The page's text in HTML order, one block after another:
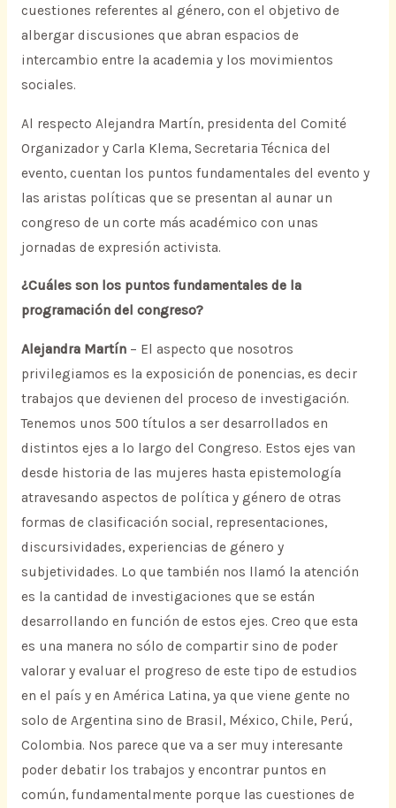
cuestiones referentes al género, con el objetivo de
albergar discusiones que abran espacios de
intercambio entre la academia y los movimientos
sociales.
Al respecto Alejandra Martín, presidenta del Comité
Organizador y Carla Klema, Secretaria Técnica del
evento, cuentan los puntos fundamentales del evento y
las aristas políticas que se presentan al aunar un
congreso de un corte más académico con unas
jornadas de expresión activista.
¿Cuáles son los puntos fundamentales de la
programación del congreso?
Alejandra Martín– El aspecto que nosotros
privilegiamos es la exposición de ponencias, es decir
trabajos que devienen del proceso de investigación.
Tenemos unos 500 títulos a ser desarrollados en
distintos ejes a lo largo del Congreso. Estos ejes van
desde historia de las mujeres hasta epistemología
atravesando aspectos de política y género de otras
formas de clasificación social, representaciones,
discursividades, experiencias de género y
subjetividades. Lo que también nos llamó la atención
es la cantidad de investigaciones que se están
desarrollando en función de estos ejes. Creo que esta
es una manera no sólo de compartir sino de poder
valorar y evaluar el progreso de este tipo de estudios
en el país y en América Latina, ya que viene gente no
solo de Argentina sino de Brasil, México, Chile, Perú,
Colombia. Nos parece que va a ser muy interesante
poder debatir los trabajos y encontrar puntos en
común, fundamentalmente porque las cuestiones de